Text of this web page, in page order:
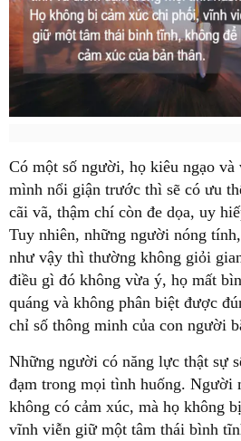
Có một số người, họ kiêu ngạo
mình nổi giận trước thì sẽ có ưu
cãi vã, thậm chí còn đe dọa, uy
Tuy nhiên, những người nóng
như vậy thì thường không giỏi
điều gì đó không vừa ý, họ mất
quáng và không phân biệt được
chỉ số thông minh của con người
Những người có năng lực thật sự
đạm trong mọi tình huống. Người
không có cảm xúc, mà họ không
vĩnh viễn giữ một tâm thái bình